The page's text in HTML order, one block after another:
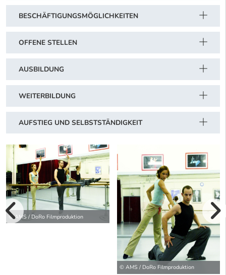
BESCHÄFTIGUNGSMÖGLICHKEITEN
OFFENE STELLEN
AUSBILDUNG
WEITERBILDUNG
AUFSTIEG UND SELBSTSTÄNDIGKEIT
© AMS / DoRo Filmproduktion
© AMS / DoRo Filmproduktion